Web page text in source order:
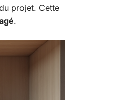
projet. Cette
.